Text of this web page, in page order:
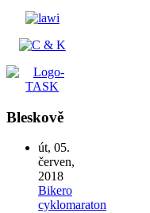
Bleskově
út, 05.
červen,
2018
Bikero
cyklomaraton